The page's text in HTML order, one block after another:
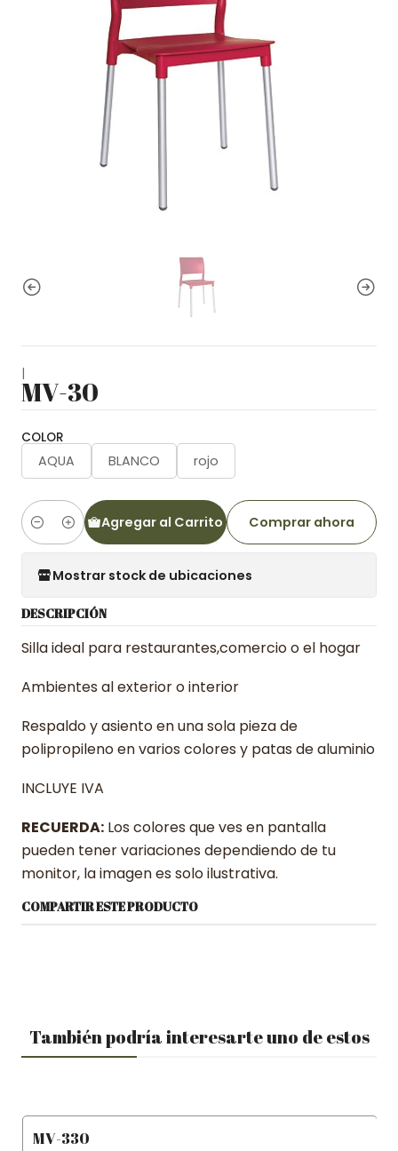
|
MV-30
COLOR
AQUA BLANCO rojo
Cantidad
Agregar al Carrito Comprar ahora
Mostrar stock de ubicaciones
DESCRIPCIÓN
Silla ideal para restaurantes,comercio o el hogar
Ambientes al exterior o interior
Respaldo y asiento en una sola pieza de
polipropileno en varios colores y patas de aluminio
INCLUYE IVA
RECUERDA: Los colores que ves en pantalla
pueden tener variaciones dependiendo de tu
monitor, la imagen es solo ilustrativa.
COMPARTIR ESTE PRODUCTO
También podría interesarte uno de estos
MV-330